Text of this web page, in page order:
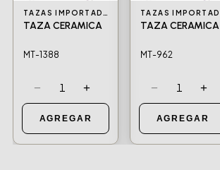
TAZAS IMPORTADAS
TAZA CERAMICA
MT-1388
− 1 +
AGREGAR
TAZA CERAMICA
MT-962
− 1 +
AGREGAR